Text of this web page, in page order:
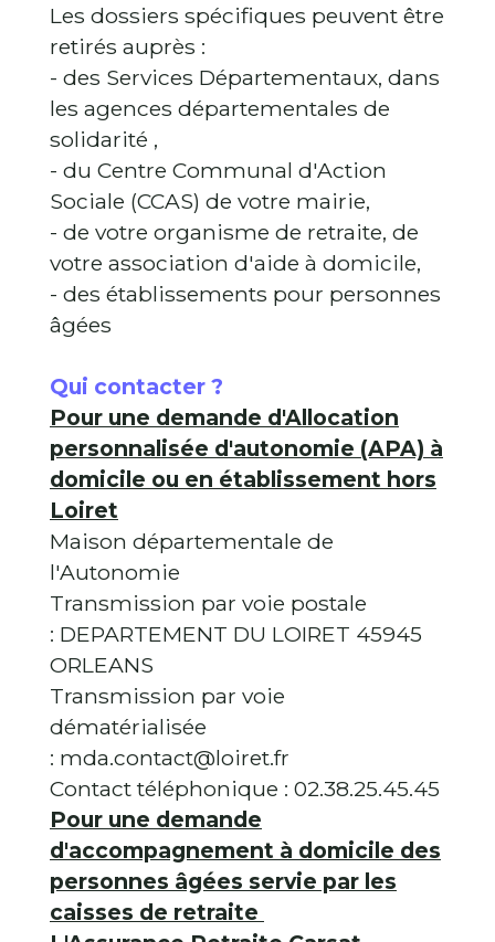
Les dossiers spécifiques peuvent être
retirés auprès :
- des Services Départementaux, dans
les agences départementales de
solidarité ,
- du Centre Communal d'Action
Sociale (CCAS) de votre mairie,
- de votre organisme de retraite, de
votre association d'aide à domicile,
- des établissements pour personnes
âgées
Qui contacter ?
Pour une demande d'Allocation
personnalisée d'autonomie (APA) à
domicile ou en établissement hors
Loiret
Maison départementale de
l'Autonomie
Transmission par voie postale
: DEPARTEMENT DU LOIRET 45945
ORLEANS
Transmission par voie
dématérialisée
: mda.contact@loiret.fr
Contact téléphonique : 02.38.25.45.45
Pour une demande
d'accompagnement à domicile des
personnes âgées servie par les
caisses de retraite